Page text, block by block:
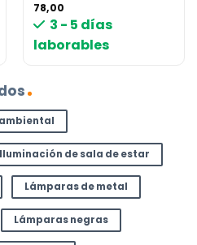
78,00
3 - 5 días
laborables
Iluminación de sala de estar
Lámparas de metal
Lámparas negras